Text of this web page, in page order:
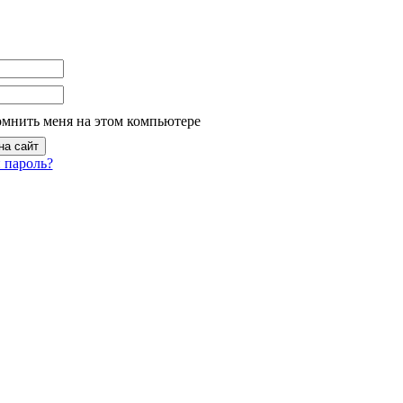
меня на этом компьютере